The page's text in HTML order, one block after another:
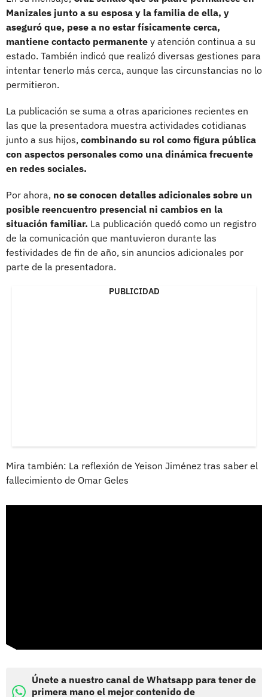
Manizales junto a su esposa y la familia de ella, y
aseguró que, pese a no estar físicamente cerca,
mantiene contacto permanente y atención continua a su
estado. También indicó que realizó diversas gestiones para
intentar tenerlo más cerca, aunque las circunstancias no lo
permitieron.
La publicación se suma a otras apariciones recientes en
las que la presentadora muestra actividades cotidianas
junto a sus hijos, combinando su rol como figura pública
con aspectos personales como una dinámica frecuente
en redes sociales.
Por ahora, no se conocen detalles adicionales sobre un
posible reencuentro presencial ni cambios en la
situación familiar. La publicación quedó como un registro
de la comunicación que mantuvieron durante las
festividades de fin de año, sin anuncios adicionales por
parte de la presentadora.
PUBLICIDAD
Mira también: La reflexión de Yeison Jiménez tras saber el
fallecimiento de Omar Geles
Únete a nuestro canal de Whatsapp para tener de
primera mano el mejor contenido de